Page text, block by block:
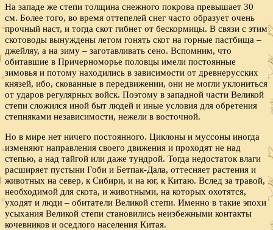
На западе же степи толщина снежного покрова превышает 30
см. Более того, во время оттепелей снег часто образует очень
прочный наст, и тогда скот гибнет от бескормицы. В связи с этим
скотоводы вынуждены летом гонять скот на горные пастбища –
джейляу, а на зиму – заготавливать сено. Вспомним, что
обитавшие в Причерноморье половцы имели постоянные
зимовья и потому находились в зависимости от древнерусских
князей, ибо, скованные в передвижении, они не могли уклониться
от ударов регулярных войск. Поэтому в западной части Великой
степи сложился иной быт людей и иные условия для обретения
степняками независимости, нежели в восточной.
Но в мире нет ничего постоянного. Циклоны и муссоны иногда
изменяют направления своего движения и проходят не над
степью, а над тайгой или даже тундрой. Тогда недостаток влаги
расширяет пустыни Гоби и Бетпак-Дала, оттесняет растения и
животных на север, к Сибири, и на юг, к Китаю. Вслед за травой,
необходимой для скота, и животными, на которых охотятся,
уходят и люди – обитатели Великой степи. Именно в такие эпохи
усыхания Великой степи становились неизбежными контакты
кочевников и оседлого населения Китая.